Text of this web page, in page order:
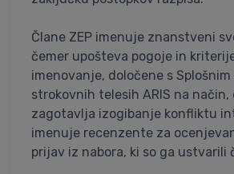
Člane ZEP imenuje znanstveni
čemer upošteva pogoje in
imenovanje, določene s
strokovnih telesih ARIS na način,
zagotavlja izogibanje konfliktu
imenuje recenzente za
prijav iz nabora, ki so ga ustvarili